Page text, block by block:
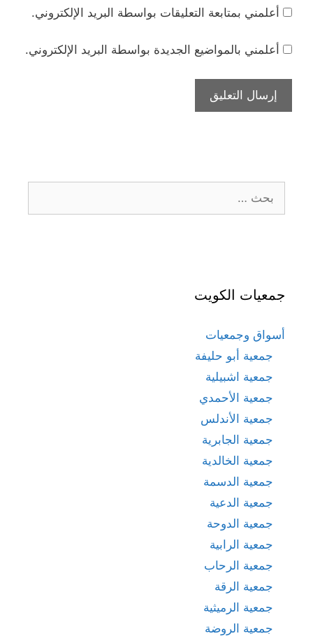
أعلمني بمتابعة التعليقات بواسطة البريد الإلكتروني.
أعلمني بالمواضيع الجديدة بواسطة البريد الإلكتروني.
عن:
جمعيات الكويت
أسواق وجمعيات
جمعية أبو حليفة
جمعية اشبيلية
جمعية الأحمدي
جمعية الأندلس
جمعية الجابرية
جمعية الخالدية
جمعية الدسمة
جمعية الدعية
جمعية الدوحة
جمعية الرابية
جمعية الرحاب
جمعية الرقة
جمعية الرميثية
جمعية الروضة